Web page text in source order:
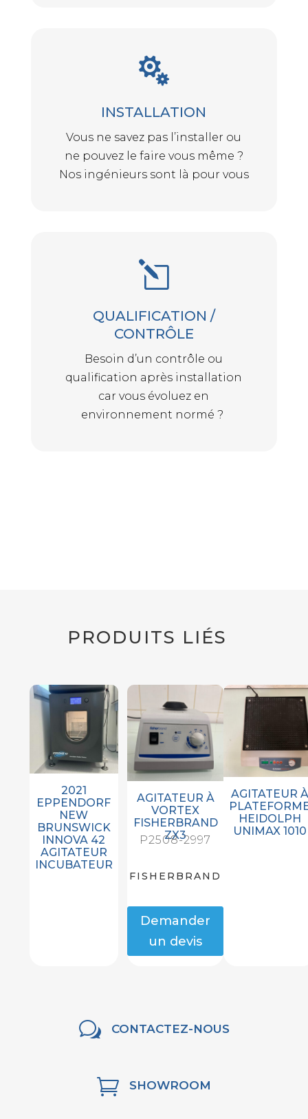

INSTALLATION
Vous ne savez pas l’installer ou
ne pouvez le faire vous même ?
Nos ingénieurs sont là pour vous
l
QUALIFICATION /
CONTRÔLE
Besoin d’un contrôle ou
qualification après installation
car vous évoluez en
environnement normé ?
PRODUITS LIÉS
2021
EPPENDORF
NEW
BRUNSWICK
INNOVA 42
AGITATEUR
INCUBATEUR
AGITATEUR À
VORTEX
FISHERBRAND
ZX3
P2508-2997
FISHERBRAND
Demander
un devis
AGITATEUR À
HEIDOLPH
UNIMAX 1010
w CONTACTEZ-NOUS
 SHOWROOM